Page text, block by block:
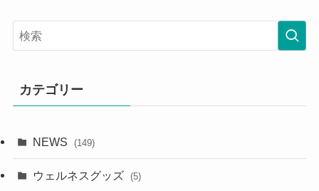
カテゴリー
NEWS (149)
ウェルネスグッズ (5)